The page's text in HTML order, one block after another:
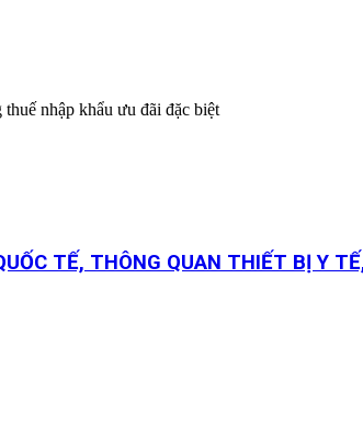
nhập khẩu ưu đãi đặc biệt
TẾ, THÔNG QUAN THIẾT BỊ Y